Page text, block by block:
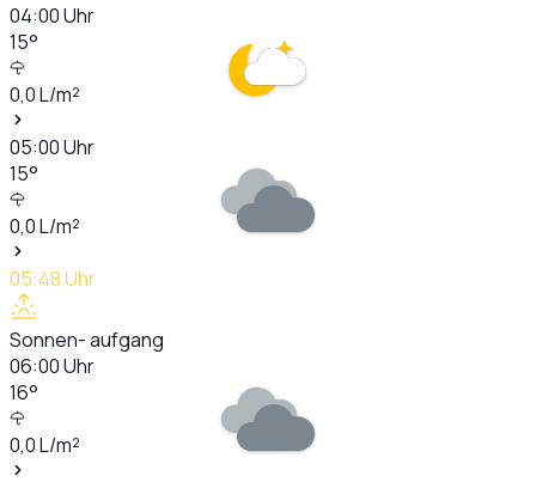
04:00Uhr
15°
0,0L/m²
05:00Uhr
15°
0,0L/m²
05:48Uhr
Sonnen- aufgang
06:00Uhr
16°
0,0L/m²